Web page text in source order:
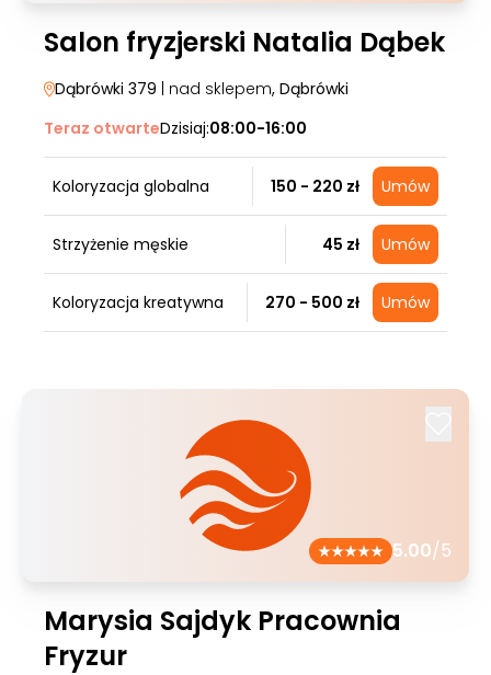
Salon fryzjerski Natalia Dąbek
Dąbrówki 379 | nad sklepem, Dąbrówki
Teraz otwarteDzisiaj:08:00-16:00
Koloryzacja globalna 150 - 220 zł Umów
Strzyżenie męskie 45 zł Umów
Koloryzacja kreatywna 270 - 500 zł Umów
5.00/5
Marysia Sajdyk Pracownia
Fryzur